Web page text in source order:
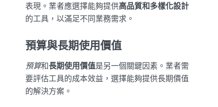
表現。業者應選擇能夠提供高品質和多樣化設計
的工具，以滿足不同業務需求。
預算與長期使用價值
預算和長期使用價值是另一個關鍵因素。業者需
要評估工具的成本效益，選擇能夠提供長期價值
的解決方案。